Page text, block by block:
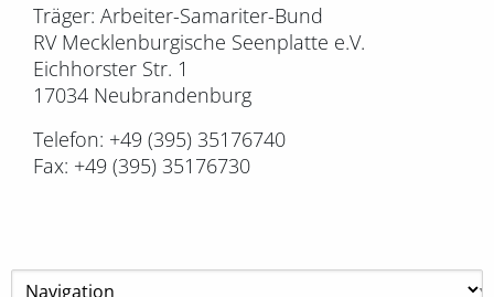
Träger: Arbeiter-Samariter-Bund
RV Mecklenburgische Seenplatte e.V.
Eichhorster Str. 1
17034 Neubrandenburg
Telefon: +49 (395) 35176740
Fax: +49 (395) 35176730